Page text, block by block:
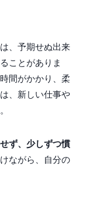
、予期せぬ出来
ことがありま
間がかかり、柔
、新しい仕事や
ず、少しずつ慣
ながら、自分の